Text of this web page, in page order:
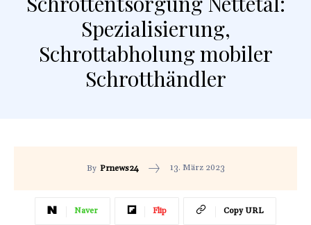
Spezialisierung,
Schrottabholung mobiler
Schrotthändler
By Prnews24 13. März 2023
Naver Flip Copy URL